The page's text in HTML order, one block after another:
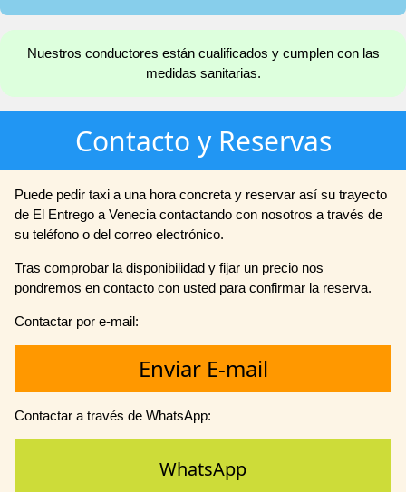
Nuestros conductores están cualificados y cumplen con las
medidas sanitarias.
Contacto y Reservas
Puede pedir taxi a una hora concreta y reservar así su trayecto
de El Entrego a Venecia contactando con nosotros a través de
su teléfono o del correo electrónico.
Tras comprobar la disponibilidad y fijar un precio nos
pondremos en contacto con usted para confirmar la reserva.
Contactar por e-mail:
Enviar E-mail
Contactar a través de WhatsApp:
WhatsApp